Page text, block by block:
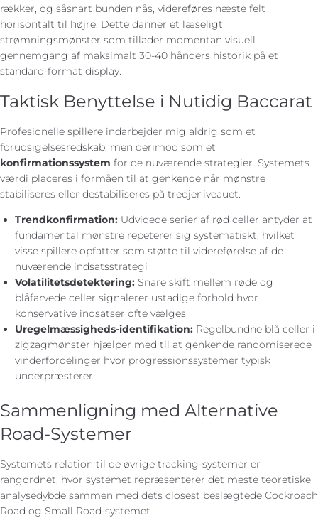
rækker, og såsnart bunden nås, videreføres næste felt
horisontalt til højre. Dette danner et læseligt
strømningsmønster som tillader momentan visuell
gennemgang af maksimalt 30-40 hånders historik på et
standard-format display.
Taktisk Benyttelse i Nutidig Baccarat
Profesionelle spillere indarbejder mig aldrig som et
forudsigelsesredskab, men derimod som et
konfirmationssystem for de nuværende strategier. Systemets
værdi placeres i formåen til at genkende når mønstre
stabiliseres eller destabiliseres på tredjeniveauet.
Trendkonfirmation: Udvidede serier af rød celler antyder at
fundamental mønstre repeterer sig systematiskt, hvilket
visse spillere opfatter som støtte til videreførelse af de
nuværende indsatsstrategi
Volatilitetsdetektering: Snare skift mellem røde og
blåfarvede celler signalerer ustadige forhold hvor
konservative indsatser ofte vælges
Uregelmæssigheds-identifikation: Regelbundne blå celler i
zigzagmønster hjælper med til at genkende randomiserede
vinderfordelinger hvor progressionssystemer typisk
underpræsterer
Sammenligning med Alternative
Road-Systemer
Systemets relation til de øvrige tracking-systemer er
rangordnet, hvor systemet repræsenterer det meste teoretiske
analysedybde sammen med dets closest beslægtede Cockroach
Road og Small Road-systemet.